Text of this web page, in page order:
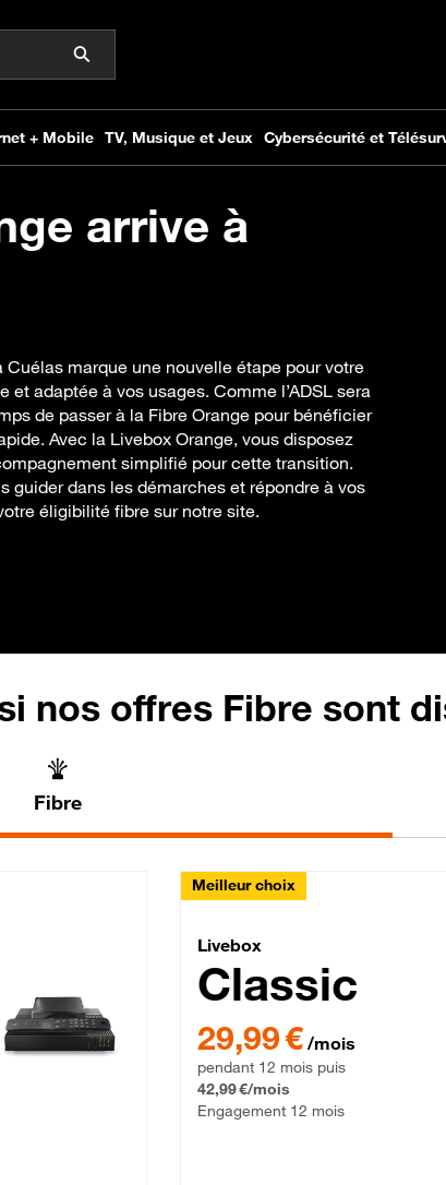
arrive à
marque une nouvelle étape pour votre
adaptée à vos usages. Comme l’ADSL sera
de passer à la Fibre Orange pour bénéficier
Avec la Livebox Orange, vous disposez
simplifié pour cette transition.
guider dans les démarches et répondre à vos
éligibilité fibre sur notre site.
nos offres Fibre sont
Fibre
Lite Fibre
Meilleur choix
Livebox
Livebox
Classic
29,99 € par mois pendant 12 mois
29,99 € /mois
pendant 12 mois puis
42,99 €/mois
Engagement 12 mois